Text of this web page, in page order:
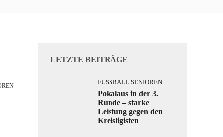
LETZTE BEITRÄGE
FUSSBALL SENIOREN
Pokalaus in der 3.
Runde – starke
Leistung gegen den
Kreisligisten